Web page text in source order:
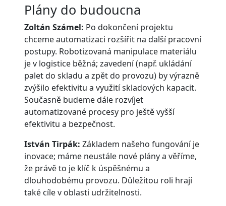
Plány do budoucna
Zoltán Számel: Po dokončení projektu
chceme automatizaci rozšířit na další pracovní
postupy. Robotizovaná manipulace materiálu
je v logistice běžná; zavedení (např. ukládání
palet do skladu a zpět do provozu) by výrazně
zvýšilo efektivitu a využití skladových kapacit.
Současně budeme dále rozvíjet
automatizované procesy pro ještě vyšší
efektivitu a bezpečnost.
István Tirpák: Základem našeho fungování je
inovace; máme neustále nové plány a věříme,
že právě to je klíč k úspěšnému a
dlouhodobému provozu. Důležitou roli hrají
také cíle v oblasti udržitelnosti.